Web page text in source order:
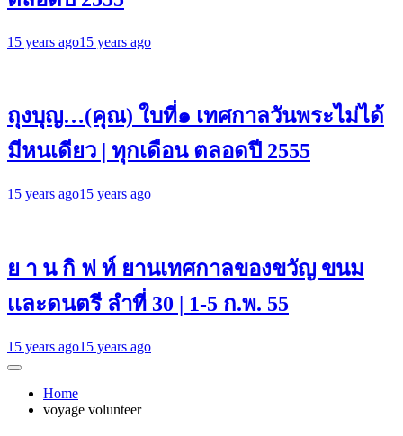
15 years ago15 years ago
ถุงบุญ…(คุณ) ใบที่๑ เทศกาลวันพระไม่ได้
มีหนเดียว | ทุกเดือน ตลอดปี 2555
15 years ago15 years ago
ย า น กิ ฟ ท์ ยานเทศกาลของขวัญ ขนม
เเละดนตรี ลำที่ 30 | 1-5 ก.พ. 55
15 years ago15 years ago
Home
voyage volunteer